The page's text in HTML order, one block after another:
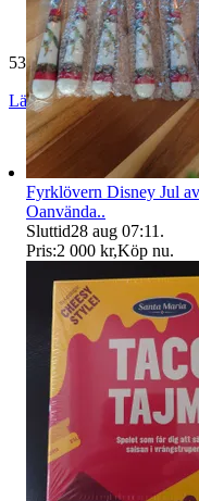
531 omdömen
Läs omdömen Följ
Fyrklövern Disney Jul
Oanvända..
Sluttid28 aug 07:11 .
Pris:2 000 kr,Köp nu.